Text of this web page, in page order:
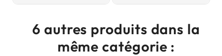
6 autres produits dans la
même catégorie :